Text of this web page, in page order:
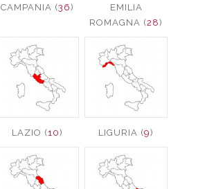
CAMPANIA (36)
EMILIA
ROMAGNA (28)
LAZIO (10) LIGURIA (9)